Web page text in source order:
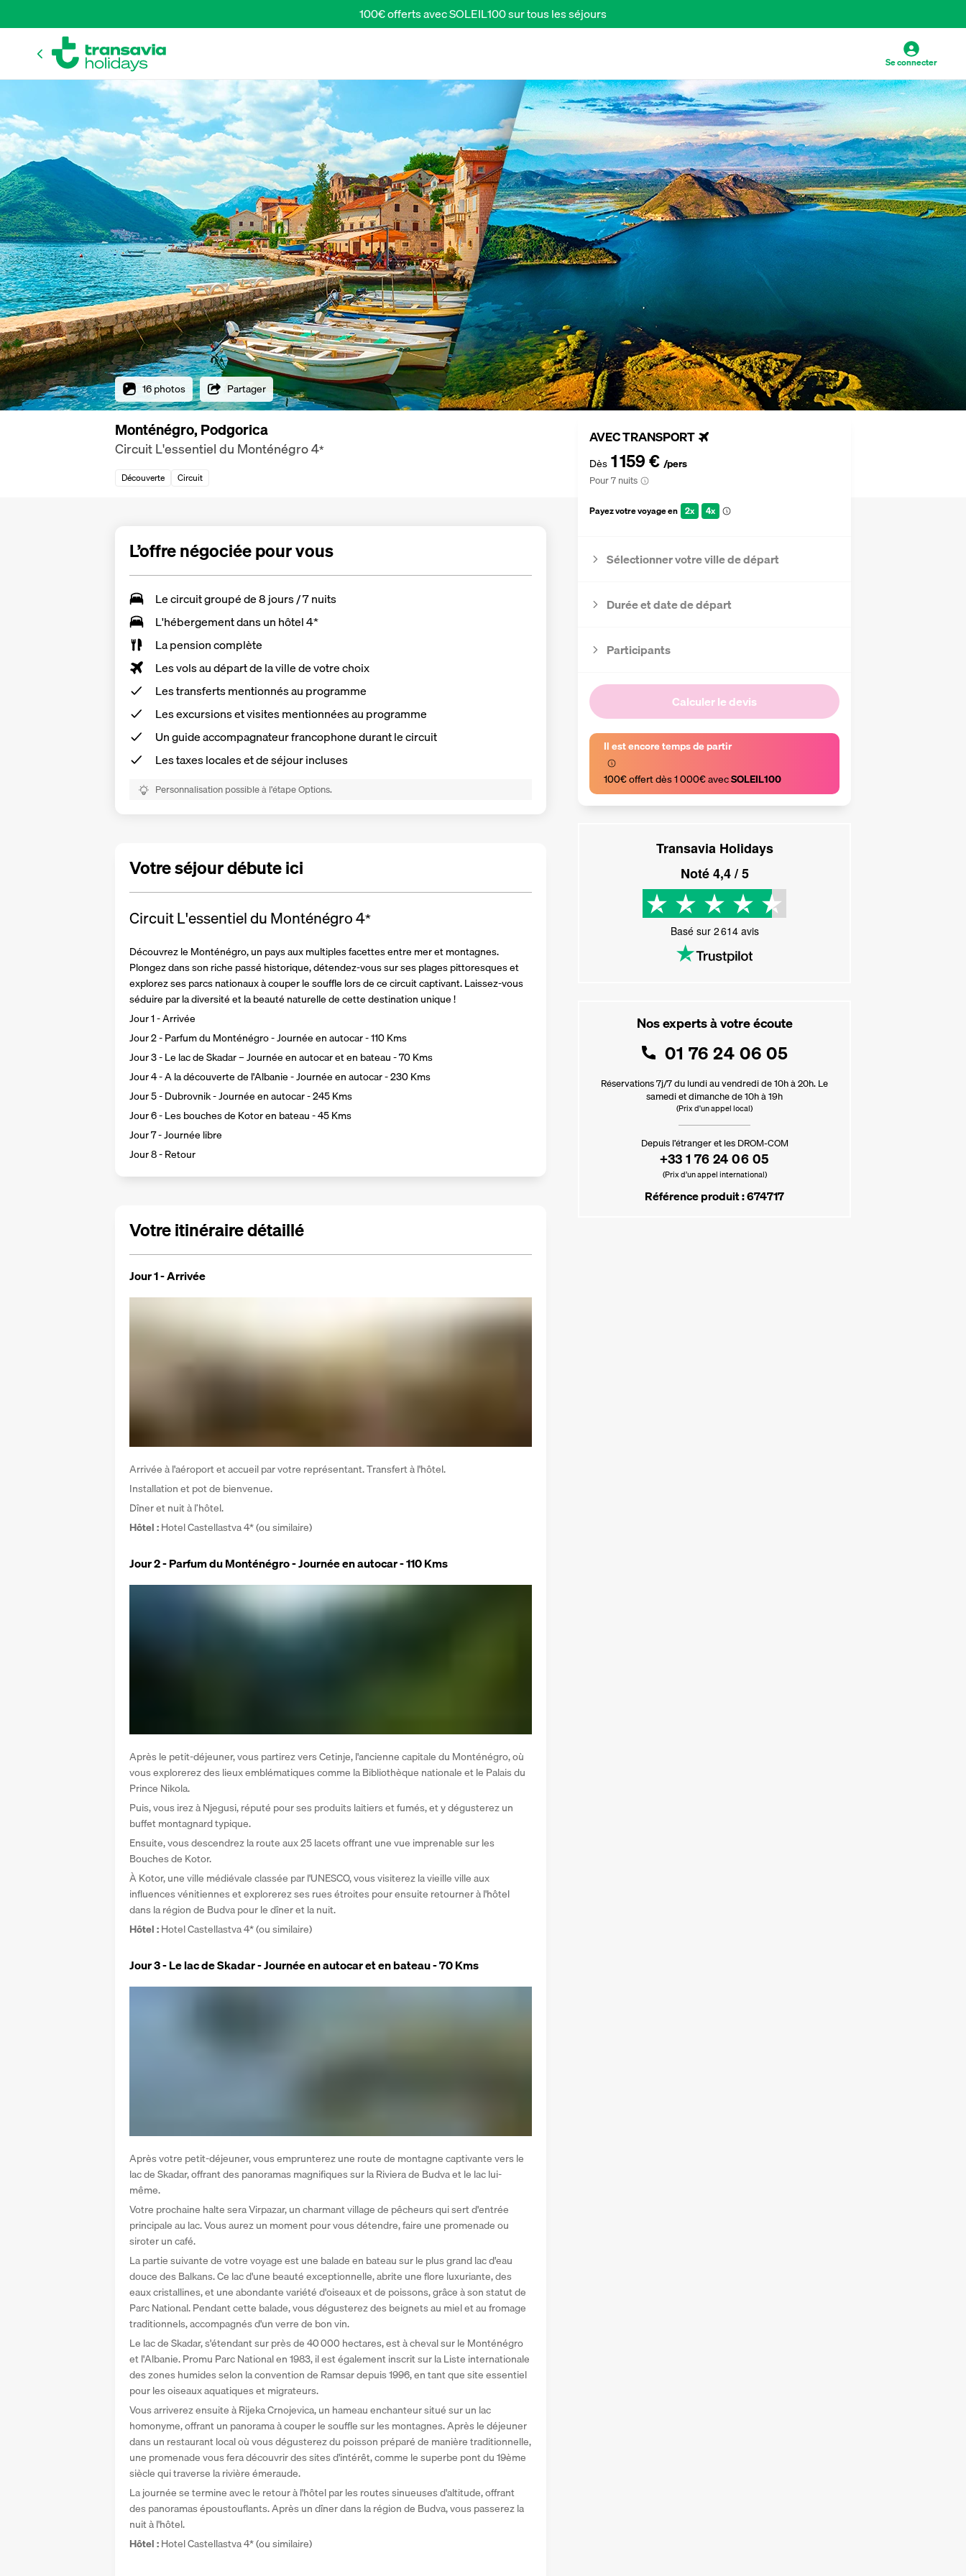
100€ offerts avec SOLEIL100 sur tous les séjours
Se connecter
16 photos Partager
Monténégro, Podgorica
Circuit L'essentiel du Monténégro4*
Découverte Circuit
AVEC TRANSPORT
Dès 1 159 € /pers
Pour 7 nuits
Payez votre voyage en 2x 4x
Sélectionner votre ville de départ
Durée et date de départ
Participants
Calculer le devis
Il est encore temps de partir
100€ offert dès 1 000€ avec SOLEIL100
Transavia Holidays
Noté4,4/ 5
Basé sur 2 614avis
Nos experts à votre écoute
01 76 24 06 05
Réservations 7j/7 du lundi au vendredi de 10h à 20h. Le
samedi et dimanche de 10h à 19h
(Prix d'un appel local)
Depuis l’étranger et les DROM-COM
+33 1 76 24 06 05
(Prix d’un appel international)
Référence produit : 674717
L’offre négociée pour vous
Lecircuit groupé de 8 jours / 7 nuits
L'hébergement dans un hôtel 4*
Lapension complète
Les vols au départ de la ville de votre choix
Les transferts mentionnés au programme
Les excursions et visites mentionnées au programme
Unguide accompagnateurfrancophone durant le circuit
Lestaxes locales et de séjourincluses
Personnalisation possible à l’étape Options.
Votre séjour débute ici
Circuit L'essentiel du Monténégro4*
Découvrez le Monténégro, un pays aux multiples facettes entre mer et montagnes.
Plongez dans son riche passé historique, détendez-vous sur ses plages pittoresques et
explorez ses parcs nationaux à couper le souffle lors de ce circuit captivant. Laissez-vous
séduire par la diversité et la beauté naturelle de cette destination unique !
Jour 1 - Arrivée
Jour 2 - Parfum du Monténégro - Journée en autocar - 110 Kms
Jour 3 - Le lac de Skadar – Journée en autocar et en bateau - 70 Kms
Jour 4 - A la découverte de l'Albanie - Journée en autocar - 230 Kms
Jour 5 - Dubrovnik - Journée en autocar - 245 Kms
Jour 6 - Les bouches de Kotor en bateau - 45 Kms
Jour 7 - Journée libre
Jour 8 - Retour
Votre itinéraire détaillé
Jour 1 - Arrivée
Arrivée à l'aéroport et accueil par votre représentant. Transfert à l'hôtel.
Installation et pot de bienvenue.
Dîner et nuit à l’hôtel.
Hôtel : Hotel Castellastva 4* (ou similaire)
Jour 2 - Parfum du Monténégro - Journée en autocar - 110 Kms
Après le petit-déjeuner, vous partirez vers Cetinje, l'ancienne capitale du Monténégro, où
vous explorerez des lieux emblématiques comme la Bibliothèque nationale et le Palais du
Prince Nikola.
Puis, vous irez à Njegusi, réputé pour ses produits laitiers et fumés, et y dégusterez un
buffet montagnard typique.
Ensuite, vous descendrez la route aux 25 lacets offrant une vue imprenable sur les
Bouches de Kotor.
À Kotor, une ville médiévale classée par l'UNESCO, vous visiterez la vieille ville aux
influences vénitiennes et explorerez ses rues étroites pour ensuite retourner à l'hôtel
dans la région de Budva pour le dîner et la nuit.
Hôtel : Hotel Castellastva 4* (ou similaire)
Jour 3 - Le lac de Skadar - Journée en autocar et en bateau - 70 Kms
Après votre petit-déjeuner, vous emprunterez une route de montagne captivante vers le
lac de Skadar, offrant des panoramas magnifiques sur la Riviera de Budva et le lac lui-
même.
Votre prochaine halte sera Virpazar, un charmant village de pêcheurs qui sert d'entrée
principale au lac. Vous aurez un moment pour vous détendre, faire une promenade ou
siroter un café.
La partie suivante de votre voyage est une balade en bateau sur le plus grand lac d'eau
douce des Balkans. Ce lac d'une beauté exceptionnelle, abrite une flore luxuriante, des
eaux cristallines, et une abondante variété d'oiseaux et de poissons, grâce à son statut de
Parc National. Pendant cette balade, vous dégusterez des beignets au miel et au fromage
traditionnels, accompagnés d'un verre de bon vin.
Le lac de Skadar, s'étendant sur près de 40 000 hectares, est à cheval sur le Monténégro
et l'Albanie. Promu Parc National en 1983, il est également inscrit sur la Liste internationale
des zones humides selon la convention de Ramsar depuis 1996, en tant que site essentiel
pour les oiseaux aquatiques et migrateurs.
Vous arriverez ensuite à Rijeka Crnojevica, un hameau enchanteur situé sur un lac
homonyme, offrant un panorama à couper le souffle sur les montagnes. Après le déjeuner
dans un restaurant local où vous dégusterez du poisson préparé de manière traditionnelle,
une promenade vous fera découvrir des sites d'intérêt, comme le superbe pont du 19ème
siècle qui traverse la rivière émeraude.
La journée se termine avec le retour à l'hôtel par les routes sinueuses d'altitude, offrant
des panoramas époustouflants. Après un dîner dans la région de Budva, vous passerez la
nuit à l'hôtel.
Hôtel : Hotel Castellastva 4* (ou similaire)